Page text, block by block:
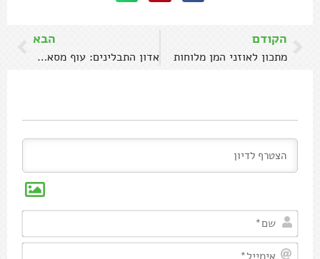
הקודם
מתכון לאוזני המן מלוחות
הבא
אדון התבלינים: עוף מסאלה אמיתי
שם*